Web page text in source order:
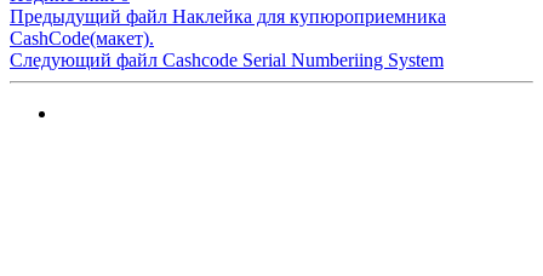
Предыдущий файл Наклейка для купюроприемника
CashCode(макет).
Следующий файл Cashcode Serial Numberiing System